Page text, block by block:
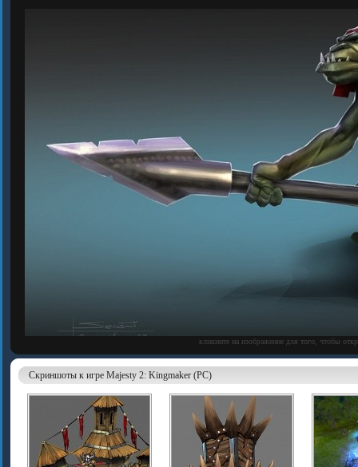
кликните на изображение для того, чтобы
Скриншоты к игре Majesty 2: Kingmaker (PC)